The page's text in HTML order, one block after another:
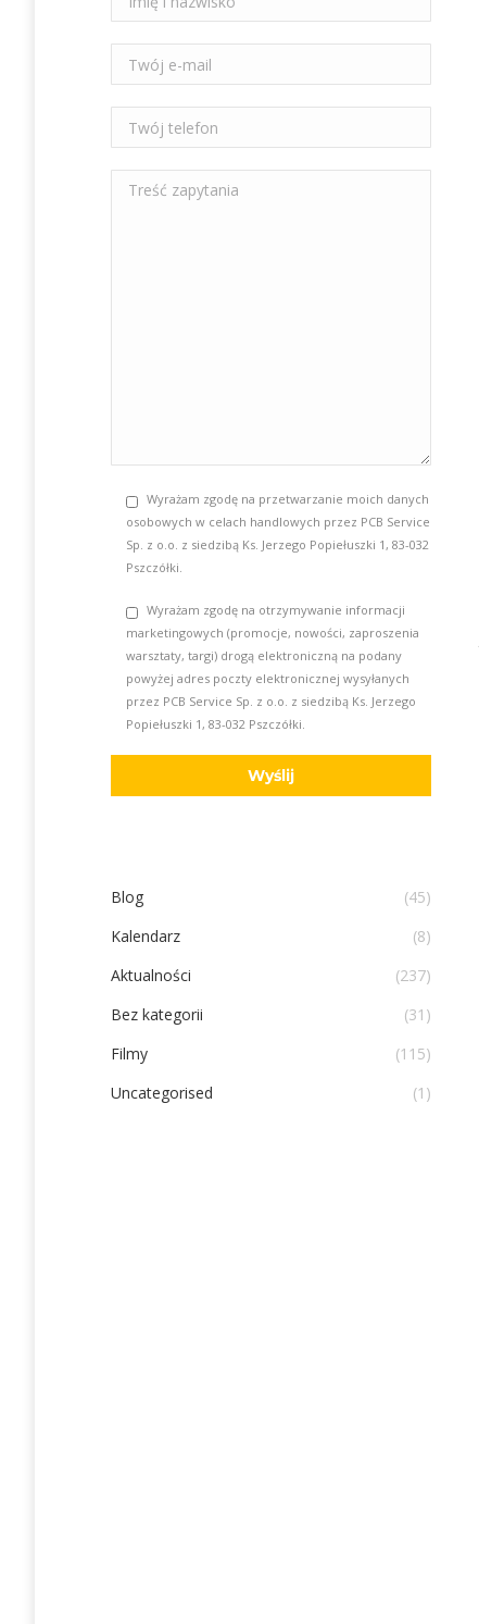
Wyrażam zgodę na przetwarzanie moich danych
osobowych w celach handlowych przez PCB Service
Sp. z o.o. z siedzibą Ks. Jerzego Popiełuszki 1, 83-032
Pszczółki.
Wyrażam zgodę na otrzymywanie informacji
marketingowych (promocje, nowości, zaproszenia
warsztaty, targi) drogą elektroniczną na podany
powyżej adres poczty elektronicznej wysyłanych
przez PCB Service Sp. z o.o. z siedzibą Ks. Jerzego
Popiełuszki 1, 83-032 Pszczółki.
Blog
(45)
Kalendarz
(8)
Aktualności
(237)
Bez kategorii
(31)
Filmy
(115)
Uncategorised
(1)